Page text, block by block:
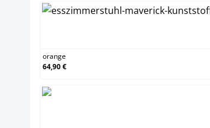
orange
64,90 €